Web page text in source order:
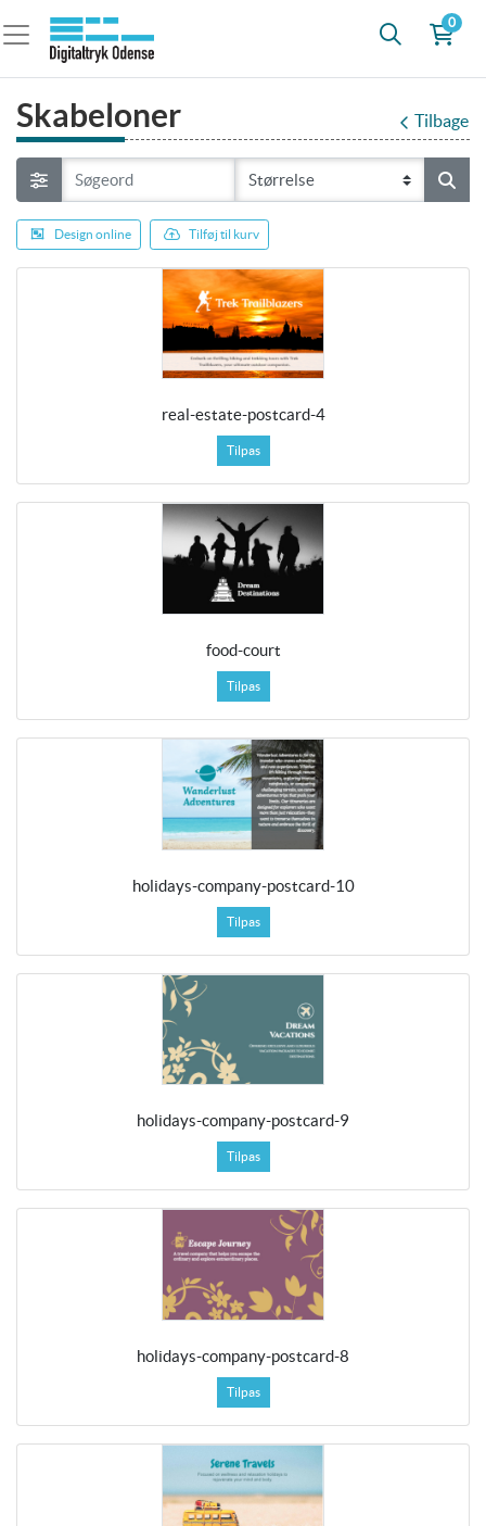
0
Skabeloner Tilbage
Design online Tilføj til kurv
real-estate-postcard-4
Tilpas
food-court
Tilpas
holidays-company-postcard-10
Tilpas
holidays-company-postcard-9
Tilpas
holidays-company-postcard-8
Tilpas